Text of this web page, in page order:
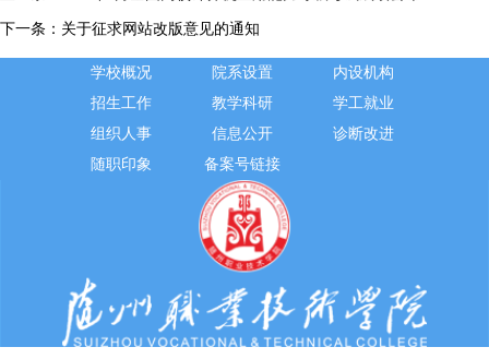
下一条： 关于征求网站改版意见的通知
学校概况 院系设置
内设机构
招生工作
教学科研
学工就业
组织人事
信息公开
诊断改进
随职印象
备案号链接